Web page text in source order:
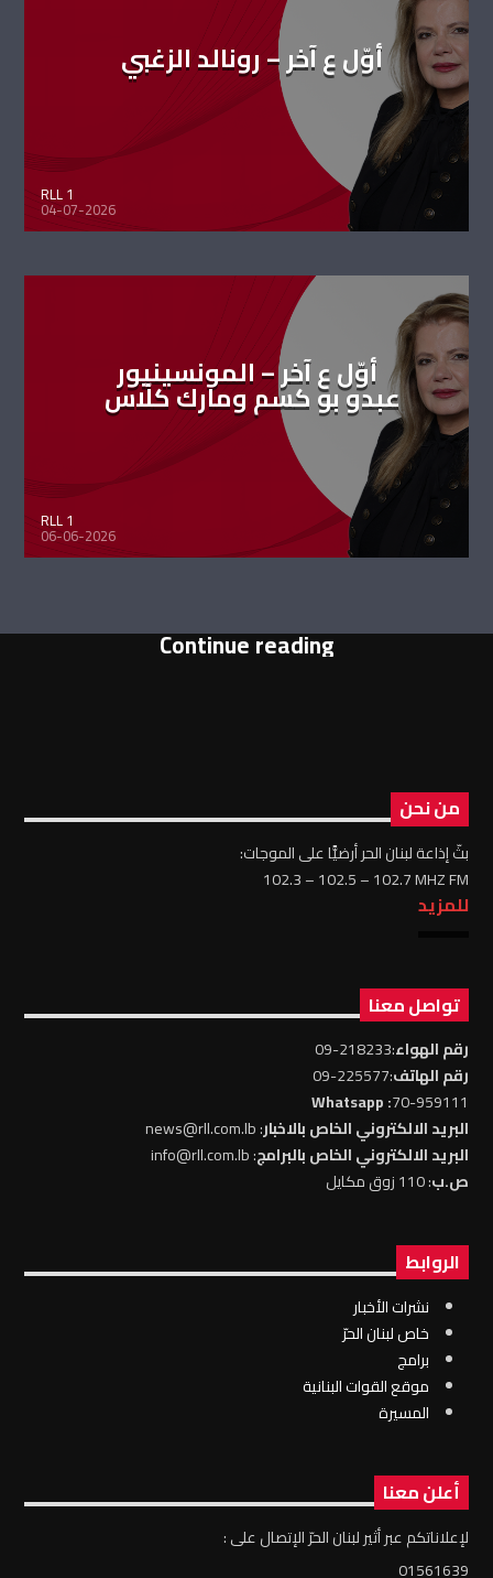
أوّل ع آخر – رونالد الزغبي
RLL 1
04-07-2026
أوّل ع آخر – المونسينيور
عبدو بو كسم ومارك كلّاس
RLL 1
06-06-2026
Continue reading
من نحن
بثّ إذاعة لبنان الحر أرضيًّا على الموجات:
102.3 – 102.5 – 102.7 MHZ FM
للمزيد
تواصل معنا
رقم الهواء:218233-09
رقم الهاتف:225577-09
70-959111
: Whatsapp
البريد الالكتروني الخاص بالاخبار: news@rll.com.lb
البريد الالكتروني الخاص بالبرامج: info@rll.com.lb
ص.ب: 110 زوق مكايل
الروابط
نشرات الأخبار
خاص لبنان الحرّ
برامج
موقع القوات البنانية
المسيرة
أعلن معنا
لإعلاناتكم عبر أثير لبنان الحرّ الإتصال على :
01561639